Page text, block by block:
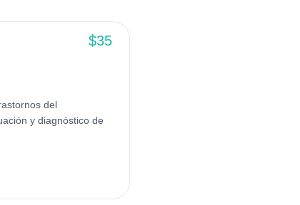
$35
del
y diagnóstico de